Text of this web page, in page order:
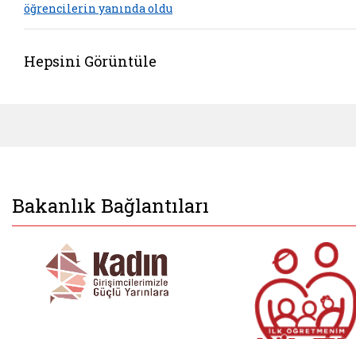
öğrencilerin yanında oldu
Hepsini Görüntüle
Bakanlık Bağlantıları